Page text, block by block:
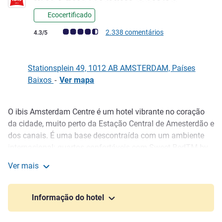
Ecocertificado
Nota clientes Avis (Classificação ALL)
4.3/5 2.338 comentários
Stationsplein 49, 1012 AB AMSTERDAM, Países
Baixos - Ver mapa
Descrição
O ibis Amsterdam Centre é um hotel vibrante no coração
da cidade, muito perto da Estação Central de Amesterdão e
dos canais. É uma base descontraída com um ambiente
para retemperar forças depois de um dia a explorar a
cidade. Beba algo no bar, desfrute do pequeno-almoço de
bufete e mergulhe na agitação dos cafés, lojas e pontos
Ver mais
Informação do hotel